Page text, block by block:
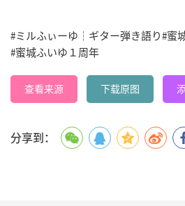
#ミルふぃーゆ┆ギター弾き語り#蜜
#蜜城ふいゆ１周年
查看来源 下载原图
分享到：